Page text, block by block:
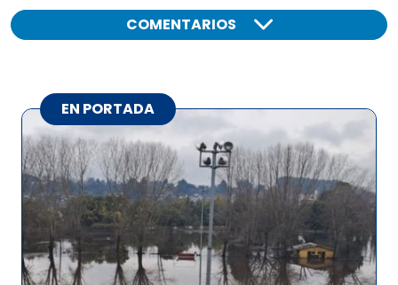
COMENTARIOS
EN PORTADA